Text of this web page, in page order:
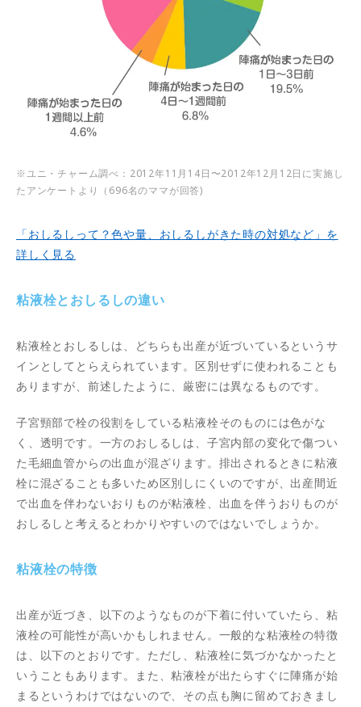
※ユニ・チャーム調べ：2012年11月14日〜2012年12月12日に実施し
たアンケートより（696名のママが回答)
「おしるしって？色や量、おしるしがきた時の対処など」を
詳しく見る
粘液栓とおしるしの違い
粘液栓とおしるしは、どちらも出産が近づいているというサ
インとしてとらえられています。区別せずに使われることも
ありますが、前述したように、厳密には異なるものです。
子宮頸部で栓の役割をしている粘液栓そのものには色がな
く、透明です。一方のおしるしは、子宮内部の変化で傷つい
た毛細血管からの出血が混ざります。排出されるときに粘液
栓に混ざることも多いため区別しにくいのですが、出産間近
で出血を伴わないおりものが粘液栓、出血を伴うおりものが
おしるしと考えるとわかりやすいのではないでしょうか。
粘液栓の特徴
出産が近づき、以下のようなものが下着に付いていたら、粘
液栓の可能性が高いかもしれません。一般的な粘液栓の特徴
は、以下のとおりです。ただし、粘液栓に気づかなかったと
いうこともあります。また、粘液栓が出たらすぐに陣痛が始
まるというわけではないので、その点も胸に留めておきまし